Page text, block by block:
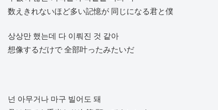
数えきれないほど多い記憶が 同じになる君と僕
상상만 했는데 다 이뤄진 것 같아
想像するだけで 全部叶ったみたいだ
넌 아무거나 마구 빌어도 돼